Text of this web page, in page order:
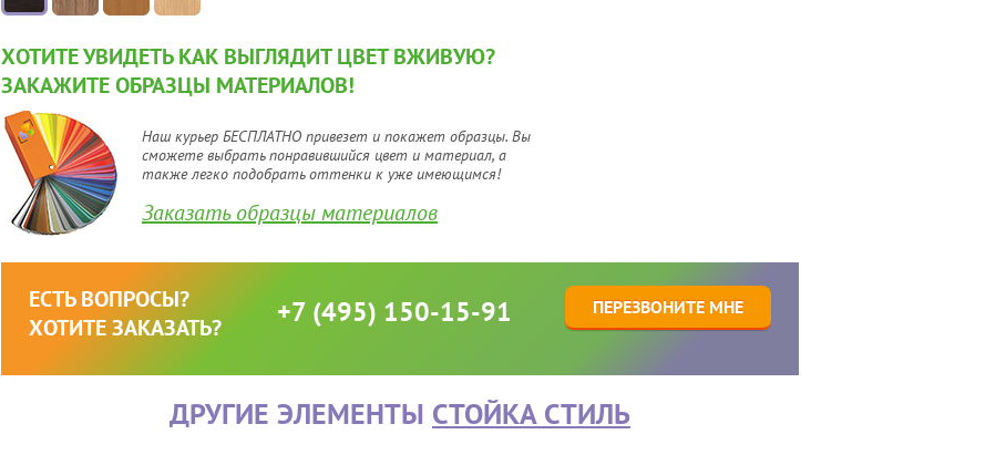
ХОТИТЕ УВИДЕТЬ КАК ВЫГЛЯДИТ ЦВЕТ ВЖИВУЮ?
ЗАКАЖИТЕ ОБРАЗЦЫ МАТЕРИАЛОВ!
Наш курьер БЕСПЛАТНО привезет и покажет образцы. Вы
сможете выбрать понравившийся цвет и материал, а
также легко подобрать оттенки к уже имеющимся!
Заказать образцы материалов
ЕСТЬ ВОПРОСЫ?
ХОТИТЕ ЗАКАЗАТЬ?
+7 (495) 150-15-91 ПЕРЕЗВОНИТЕ МНЕ
ДРУГИЕ ЭЛЕМЕНТЫ СТОЙКА СТИЛЬ